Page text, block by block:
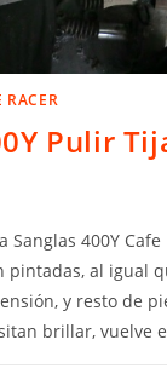
RACER
Pulir
Sanglas 400Y
pintadas, al igual
y resto de
brillar, vuelve